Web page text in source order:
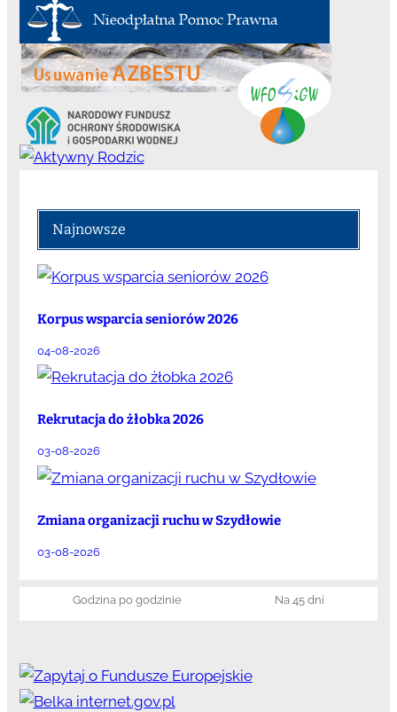
Najnowsze
Korpus wsparcia seniorów 2026
04-08-2026
Rekrutacja do żłobka 2026
03-08-2026
Zmiana organizacji ruchu w Szydłowie
03-08-2026
Godzina po godzinie Na 45 dni